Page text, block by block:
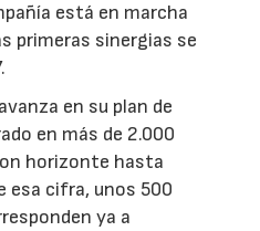
está en marcha
primeras sinergias se
en su plan de
en más de 2.000
horizonte hasta
esa cifra, unos 500
ya a